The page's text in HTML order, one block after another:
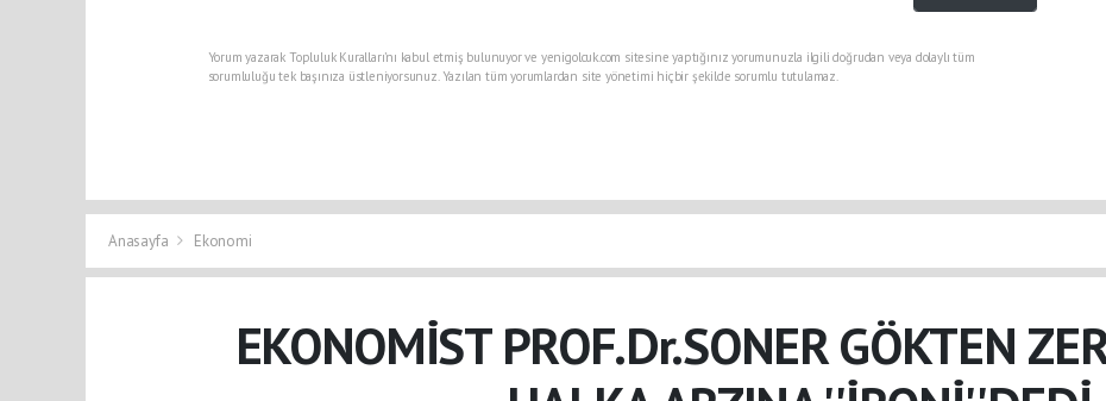
Yorum yazarak Topluluk Kuralları’nı kabul etmiş bulunuyor ve yenigolcuk.com sitesine yaptığınız yorumunuzla ilgili doğrudan veya dolaylı tüm
sorumluluğu tek başınıza üstleniyorsunuz. Yazılan tüm yorumlardan site yönetimi hiçbir şekilde sorumlu tutulamaz.
Anasayfa Ekonomi
EKONOMİST PROF.Dr.SONER GÖKTEN